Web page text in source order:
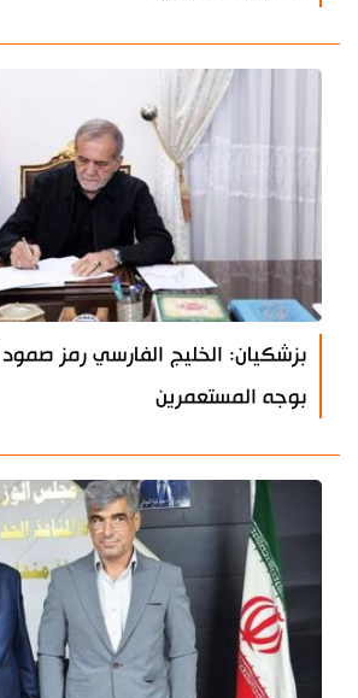
بزشكيان: الخليج الفارسي رمز صمود
بوجه المستعمرين